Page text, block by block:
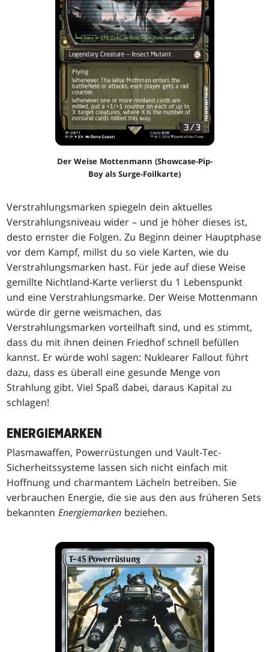
Der Weise Mottenmann (Showcase-Pip-
Boy als Surge-Foilkarte)
Verstrahlungsmarken spiegeln dein aktuelles
Verstrahlungsniveau wider – und je höher dieses ist,
desto ernster die Folgen. Zu Beginn deiner Hauptphase
vor dem Kampf, millst du so viele Karten, wie du
Verstrahlungsmarken hast. Für jede auf diese Weise
gemillte Nichtland-Karte verlierst du 1 Lebenspunkt
und eine Verstrahlungsmarke. Der Weise Mottenmann
würde dir gerne weismachen, das
Verstrahlungsmarken vorteilhaft sind, und es stimmt,
dass du mit ihnen deinen Friedhof schnell befüllen
kannst. Er würde wohl sagen: Nuklearer Fallout führt
dazu, dass es überall eine gesunde Menge von
Strahlung gibt. Viel Spaß dabei, daraus Kapital zu
schlagen!
ENERGIEMARKEN
Plasmawaffen, Powerrüstungen und Vault-Tec-
Sicherheitssysteme lassen sich nicht einfach mit
Hoffnung und charmantem Lächeln betreiben. Sie
verbrauchen Energie, die sie aus den aus früheren Sets
bekanntenEnergiemarken beziehen.